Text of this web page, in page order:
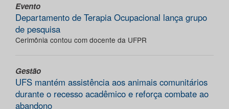
Evento
Departamento de Terapia Ocupacional lança grupo
de pesquisa
Cerimônia contou com docente da UFPR
Gestão
UFS mantém assistência aos animais comunitários
durante o recesso acadêmico e reforça combate ao
abandono